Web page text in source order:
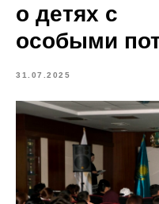
о детях с
особыми
31.07.2025